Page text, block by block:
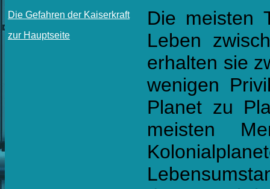
Die Gefahren der Kaiserkraft
zur Hauptseite
Die meisten
Leben
erhalten sie
wenigen
Planet zu
meisten